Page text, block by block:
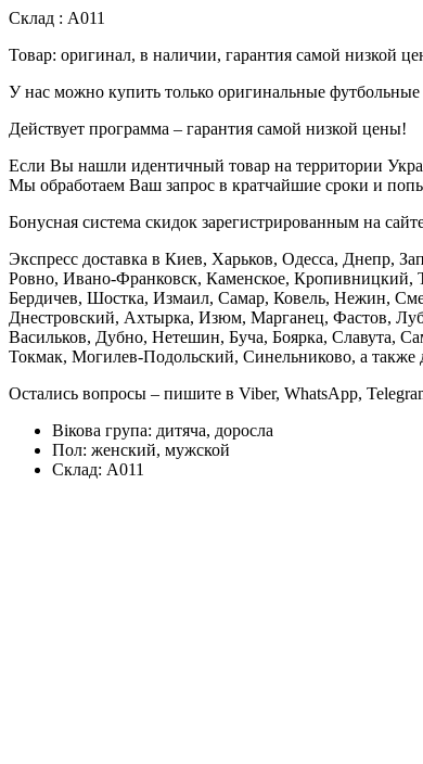
Склад : А011
Товар: оригинал, в наличии, гарантия самой низкой
У нас можно купить только оригинальные
Действует программа – гарантия самой низкой цены!
Если Вы нашли идентичный товар на территории
Мы обработаем Ваш запрос в кратчайшие сроки и
Бонусная система скидок зарегистрированным на
Экспресс доставка в Киев, Харьков, Одесса, Днепр,
Ровно, Ивано-Франковск, Каменское, Кропивницкий,
Бердичев, Шостка, Измаил, Самар, Ковель, Нежин,
Днестровский, Ахтырка, Изюм, Марганец, Фастов,
Васильков, Дубно, Нетешин, Буча, Боярка, Славута,
Токмак, Могилев-Подольский, Синельниково, а также
Остались вопросы – пишите в Viber, WhatsApp,
Вікова група: дитяча, доросла
Пол: женский, мужской
Склад: А011